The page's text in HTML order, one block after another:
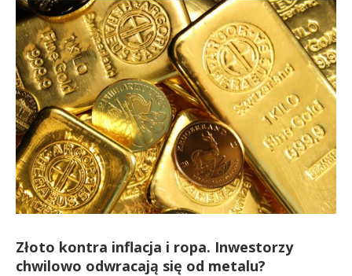
Złoto kontra inflacja i ropa. Inwestorzy
chwilowo odwracają się od metalu?